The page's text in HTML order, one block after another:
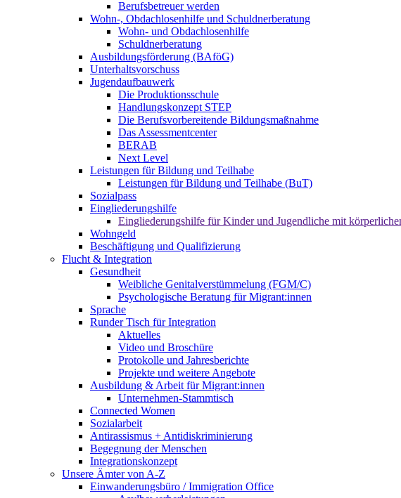
Berufsbetreuer werden
Wohn-, Obdachlosenhilfe und Schuldnerberatung
Wohn- und Obdachlosenhilfe
Schuldnerberatung
Ausbildungsförderung (BAföG)
Unterhaltsvorschuss
Jugendaufbauwerk
Die Produktionsschule
Handlungskonzept STEP
Die Berufsvorbereitende Bildungsmaßnahme
Das Assessmentcenter
BERAB
Next Level
Leistungen für Bildung und Teilhabe
Leistungen für Bildung und Teilhabe (BuT)
Sozialpass
Eingliederungshilfe
Eingliederungshilfe für Kinder und Jugendliche mit
Wohngeld
Beschäftigung und Qualifizierung
Flucht & Integration
Gesundheit
Weibliche Genitalverstümmelung (FGM/C)
Psychologische Beratung für Migrant:innen
Sprache
Runder Tisch für Integration
Aktuelles
Video und Broschüre
Protokolle und Jahresberichte
Projekte und weitere Angebote
Ausbildung & Arbeit für Migrant:innen
Unternehmen-Stammtisch
Connected Women
Sozialarbeit
Antirassismus + Antidiskriminierung
Begegnung der Menschen
Integrationskonzept
Unsere Ämter von A-Z
Einwanderungsbüro / Immigration Office